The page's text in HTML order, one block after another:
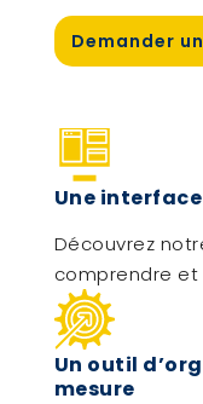
Demander
Une
Découvrez
comprendre et
Un outil
mesure